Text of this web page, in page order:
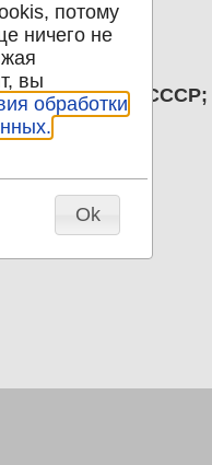
Хрусталь
ободку.
потому
ничего не
вы
обработки
Ok